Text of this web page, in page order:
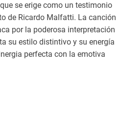
se erige como un testimonio
de Ricardo Malfatti. La canción
por la poderosa interpretación
su estilo distintivo y su energía
perfecta con la emotiva